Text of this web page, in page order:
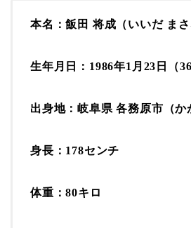
本名：飯田 将成（いいだ まさ
生年月日： 1986年1月23日（36
出身地：岐阜県 各務原市（か
身長： 178センチ
体重：80キロ